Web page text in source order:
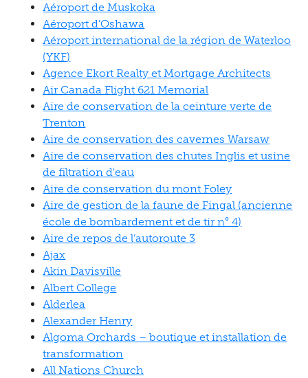
Aéroport de Muskoka
Aéroport d’Oshawa
Aéroport international de la région de Waterloo
(YKF)
Agence Ekort Realty et Mortgage Architects
Air Canada Flight 621 Memorial
Aire de conservation de la ceinture verte de
Trenton
Aire de conservation des cavernes Warsaw
Aire de conservation des chutes Inglis et usine
de filtration d'eau
Aire de conservation du mont Foley
Aire de gestion de la faune de Fingal (ancienne
école de bombardement et de tir n° 4)
Aire de repos de l’autoroute 3
Ajax
Akin Davisville
Albert College
Alderlea
Alexander Henry
Algoma Orchards – boutique et installation de
transformation
All Nations Church